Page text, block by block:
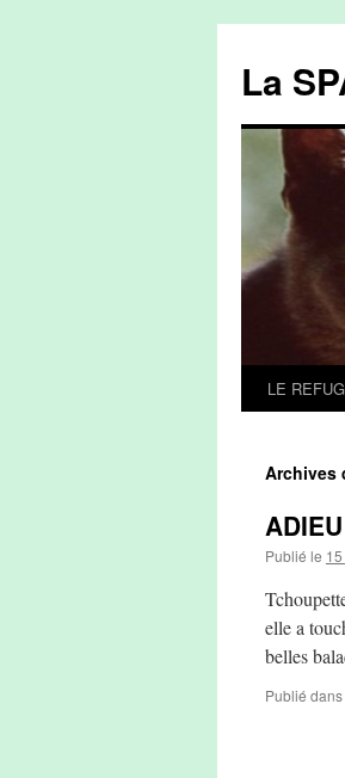
La
Aller
contenu
LE
Archives
Publié le
elle a
belles
Publié dans